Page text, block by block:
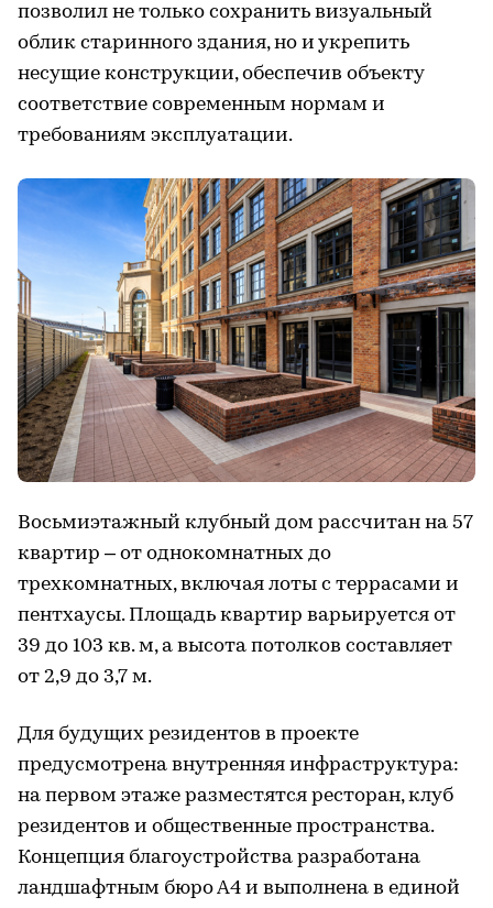
позволил не только сохранить визуальный
облик старинного здания, но и укрепить
несущие конструкции, обеспечив объекту
соответствие современным нормам и
требованиям эксплуатации.
Восьмиэтажный клубный дом рассчитан на 57
квартир – от однокомнатных до
трехкомнатных, включая лоты с террасами и
пентхаусы. Площадь квартир варьируется от
39 до 103 кв. м, а высота потолков составляет
от 2,9 до 3,7 м.
Для будущих резидентов в проекте
предусмотрена внутренняя инфраструктура:
на первом этаже разместятся ресторан, клуб
резидентов и общественные пространства.
Концепция благоустройства разработана
ландшафтным бюро А4 и выполнена в единой